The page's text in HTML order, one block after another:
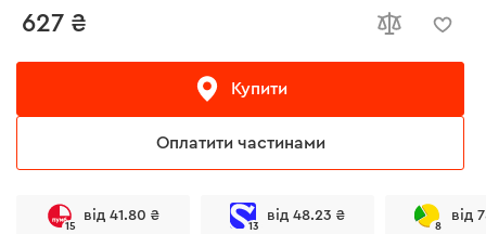
627 ₴
Купити
Оплатити частинами
15
від 41.80 ₴
13
від 48.23 ₴
8
від